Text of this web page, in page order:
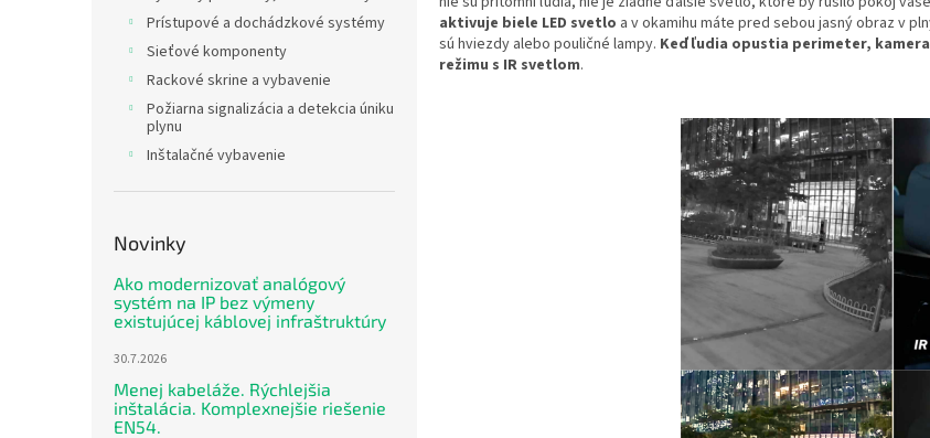
Prístupové a dochádzkové systémy
Sieťové komponenty
Rackové skrine a vybavenie
Požiarna signalizácia a detekcia úniku
plynu
Inštalačné vybavenie
Novinky
Ako modernizovať analógový
systém na IP bez výmeny
existujúcej káblovej infraštruktúry
30.7.2026
Menej kabeláže. Rýchlejšia
inštalácia. Komplexnejšie riešenie
EN54.
aktivuje biele LED svetlo a v okamihu máte pred sebou jasný obraz v
sú hviezdy alebo pouličné lampy. Keď ľudia opustia perimeter,
režimu s IR svetlom.